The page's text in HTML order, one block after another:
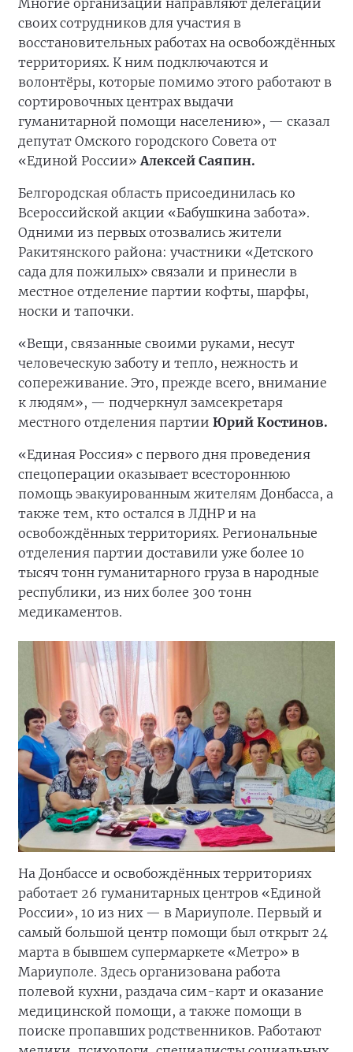
Многие организации направляют делегации
своих сотрудников для участия в
восстановительных работах на освобождённых
территориях. К ним подключаются и
волонтёры, которые помимо этого работают в
сортировочных центрах выдачи
гуманитарной помощи населению», — сказал
депутат Омского городского Совета от
«Единой России»Алексей Саяпин.
Белгородская область присоединилась ко
Всероссийской акции «Бабушкина забота».
Одними из первых отозвались жители
Ракитянского района: участники «Детского
сада для пожилых» связали и принесли в
местное отделение партии кофты, шарфы,
носки и тапочки.
«Вещи, связанные своими руками, несут
человеческую заботу и тепло, нежность и
сопереживание. Это, прежде всего, внимание
к людям», — подчеркнул замсекретаря
местного отделения партии Юрий Костинов.
«Единая Россия» с первого дня проведения
спецоперации оказывает всестороннюю
помощь эвакуированным жителям Донбасса, а
также тем, кто остался в ЛДНР и на
освобождённых территориях. Региональные
отделения партии доставили уже более 10
тысяч тонн гуманитарного груза в народные
республики, из них более 300 тонн
медикаментов.
На Донбассе и освобождённых территориях
работает 26 гуманитарных центров «Единой
России», 10 из них — в Мариуполе. Первый и
самый большой центр помощи был открыт 24
марта в бывшем супермаркете «Метро» в
Мариуполе. Здесь организована работа
полевой кухни, раздача сим-карт и оказание
медицинской помощи, а также помощи в
поиске пропавших родственников. Работают